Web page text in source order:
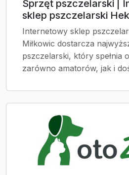
Sprzęt pszczelarski |
sklep pszczelarski
Internetowy sklep
Miłkowic dostarcza
pszczelarski, który spełnia
zarówno amatorów, jak i